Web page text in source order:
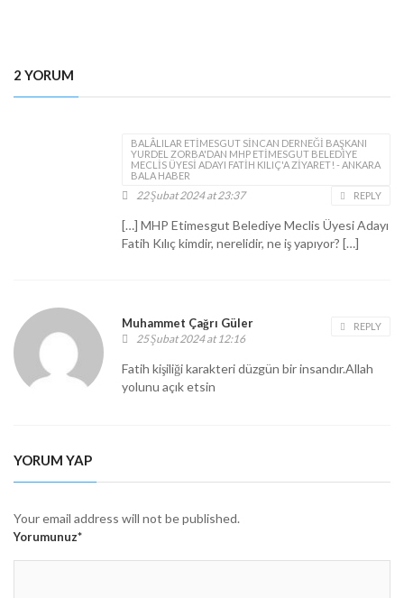
2 YORUM
BALÂLILAR ETIMESGUT SINCAN DERNEĞI BAŞKANI
YURDEL ZORBA'DAN MHP ETIMESGUT BELEDIYE
MECLIS ÜYESI ADAYI FATIH KILIÇ'A ZIYARET! - ANKARA
BALA HABER
REPLY
22 Şubat 2024 at 23:37
[…] MHP Etimesgut Belediye Meclis Üyesi Adayı
Fatih Kılıç kimdir, nerelidir, ne iş yapıyor? […]
Muhammet Çağrı Güler REPLY
25 Şubat 2024 at 12:16
Fatih kişiliği karakteri düzgün bir insandır.Allah
yolunu açık etsin
YORUM YAP
Your email address will not be published.
Yorumunuz*